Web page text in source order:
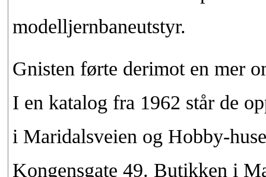
modelljernbaneutstyr.
Gnisten førte derimot en mer
I en katalog fra 1962 står de
i Maridalsveien og Hobby-
Kongensgate 49. Butikken i